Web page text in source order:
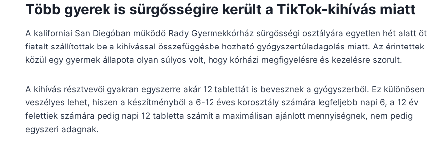
Több gyerek is sürgősségire került a TikTok-kihívás miatt
A kaliforniai San Diegóban működő Rady Gyermekkórház sürgősségi osztályára egyetlen hét alatt öt
fiatalt szállítottak be a kihívással összefüggésbe hozható gyógyszertúladagolás miatt. Az érintettek
közül egy gyermek állapota olyan súlyos volt, hogy kórházi megfigyelésre és kezelésre szorult.
A kihívás résztvevői gyakran egyszerre akár 12 tablettát is bevesznek a gyógyszerből. Ez különösen
veszélyes lehet, hiszen a készítményből a 6-12 éves korosztály számára legfeljebb napi 6, a 12 év
felettiek számára pedig napi 12 tabletta számít a maximálisan ajánlott mennyiségnek, nem pedig
egyszeri adagnak.